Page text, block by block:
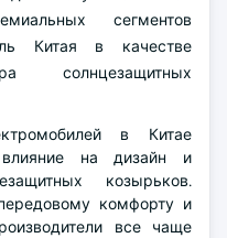
сегментов
Китая в качестве
солнцезащитных
в Китае
влияние на дизайн и
козырьков.
комфорту и
все чаще